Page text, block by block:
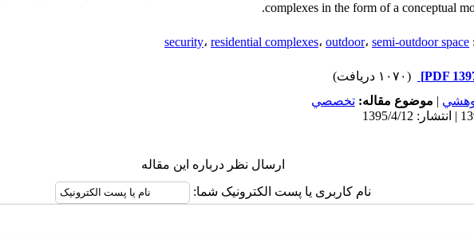
complexes in the form of a conceptual
security، residential complexes، outdoor، semi-outdoor space
(۱۰۷۰ دریافت)
| موضوع مقاله: تخصصي
ارسال نظر درباره این مقاله
نام کاربری یا پست الکترونیک شما: